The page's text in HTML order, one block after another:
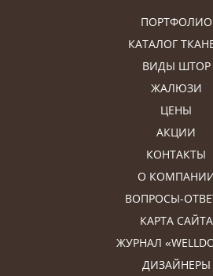
ПОРТФОЛИО
КАТАЛОГ
ВИДЫ ШТОР
ЖАЛЮЗИ
ЦЕНЫ
АКЦИИ
КОНТАКТЫ
О
ВОПРОСЫ-
КАРТА САЙТА
ЖУРНАЛ
ДИЗАЙНЕРЫ